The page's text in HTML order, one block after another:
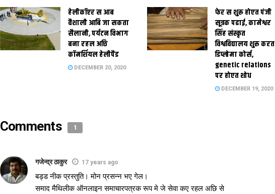
हेलीकॉप्टर स आब
वैशाली आबि जा सकता
सैलानी, पर्यटन विभाग
बना रहल अछि
कॉमर्शियल हेलीपैड
DECEMBER 20, 2020
फेर स शुरू होएत पंजी
सूत्रक पढाई, कामेश्वर
सिंह संस्कृत
विश्वविद्यालय शुरू करत
डिप्लोमा कोर्स,
genetic relations
पर होएत शोध
DECEMBER 19, 2020
Comments 1
गजेन्द्र ठाकुर 17 years ago
बड्ड नीक प्रस्तुति। मोन प्रसन्न भए गेल।
समाद मैथिलीक ऑनलाइन समाचारपत्रक रूप मे जे सेवा कए रहल अछि से